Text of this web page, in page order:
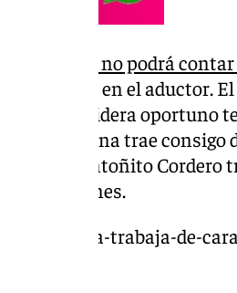
Pellicer no podrá
dolencias en el aductor.
no considera oportuno
sí, la semana trae
Ochoa y Antoñito
selecciones.
el-malaga-trabaja-de-